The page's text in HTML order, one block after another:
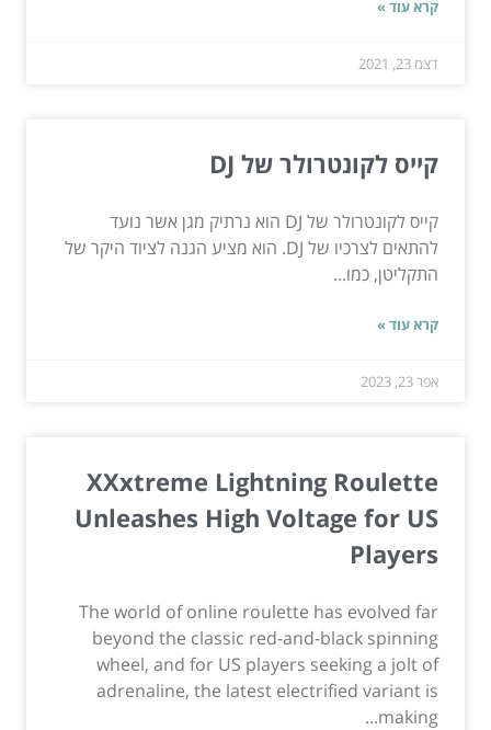
קרא עוד »
דצמ 23, 2021
קייס לקונטרולר של DJ
קייס לקונטרולר של DJ הוא נרתיק מגן אשר נועד
להתאים לצרכיו של DJ. הוא מציע הגנה לציוד היקר של
התקליטן, כמו...
קרא עוד »
אפר 23, 2023
XXxtreme Lightning Roulette
Unleashes High Voltage for US
Players
The world of online roulette has evolved far
beyond the classic red-and-black spinning
wheel, and for US players seeking a jolt of
adrenaline, the latest electrified variant is
making...